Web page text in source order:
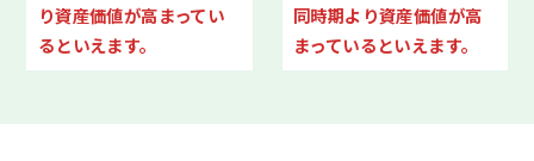
り資産価値が高まってい
るといえます。
同時期より資産価値が高
まっているといえます。